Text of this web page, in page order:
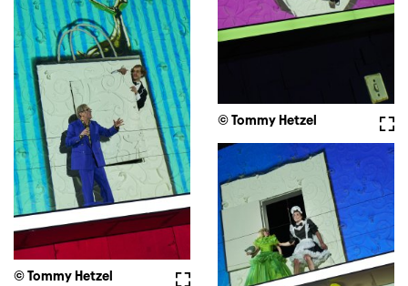
© Tommy Hetzel
Fullscreen
© Tommy Hetzel